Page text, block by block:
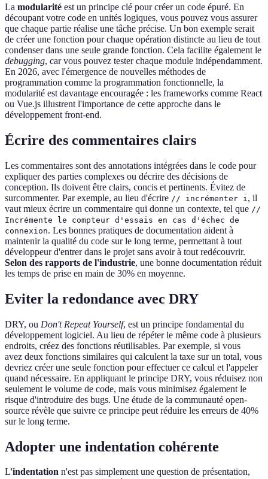
La modularité est un principe clé pour créer un code épuré. En
découpant votre code en unités logiques, vous pouvez vous assurer
que chaque partie réalise une tâche précise. Un bon exemple serait
de créer une fonction pour chaque opération distincte au lieu de tout
condenser dans une seule grande fonction. Cela facilite également le
debugging, car vous pouvez tester chaque module indépendamment.
En 2026, avec l'émergence de nouvelles méthodes de
programmation comme la programmation fonctionnelle, la
modularité est davantage encouragée : les frameworks comme React
ou Vue.js illustrent l'importance de cette approche dans le
développement front-end.
Écrire des commentaires clairs
Les commentaires sont des annotations intégrées dans le code pour
expliquer des parties complexes ou décrire des décisions de
conception. Ils doivent être clairs, concis et pertinents. Évitez de
surcommenter. Par exemple, au lieu d'écrire // incrémenter i , il
vaut mieux écrire un commentaire qui donne un contexte, tel que //
Incrémente le compteur d'essais en cas d'échec de
connexion. Les bonnes pratiques de documentation aident à
maintenir la qualité du code sur le long terme, permettant à tout
développeur d'entrer dans le projet sans avoir à tout redécouvrir.
Selon des rapports de l'industrie, une bonne documentation réduit
les temps de prise en main de 30% en moyenne.
Eviter la redondance avec DRY
DRY, ou Don't Repeat Yourself, est un principe fondamental du
développement logiciel. Au lieu de répéter le même code à plusieurs
endroits, créez des fonctions réutilisables. Par exemple, si vous
avez deux fonctions similaires qui calculent la taxe sur un total, vous
devriez créer une seule fonction pour effectuer ce calcul et l'appeler
quand nécessaire. En appliquant le principe DRY, vous réduisez non
seulement le volume de code, mais vous minimisez également le
risque d'introduire des bugs. Une étude de la communauté open-
source révèle que suivre ce principe peut réduire les erreurs de 40%
sur le long terme.
Adopter une indentation cohérente
L'indentation n'est pas simplement une question de présentation,